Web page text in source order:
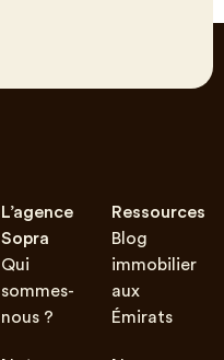
L’agence
Sopra
Qui
sommes-
nous ?
Ressources
Blog
immobilier
aux
Émirats